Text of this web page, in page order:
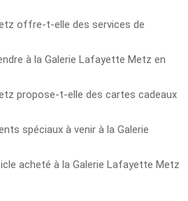
offre-t-elle des services de
à la Galerie Lafayette Metz en
propose-t-elle des cartes cadeaux
spéciaux à venir à la Galerie
acheté à la Galerie Lafayette Metz